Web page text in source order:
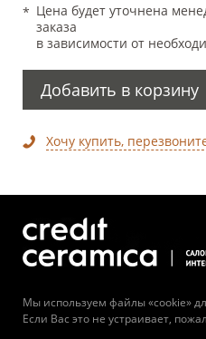
Цена будет уточнена
заказа
в зависимости от
Добавить в корзину
Хочу купить,
Мы используем файлы «cookie»
Если Вас это не устраивает,